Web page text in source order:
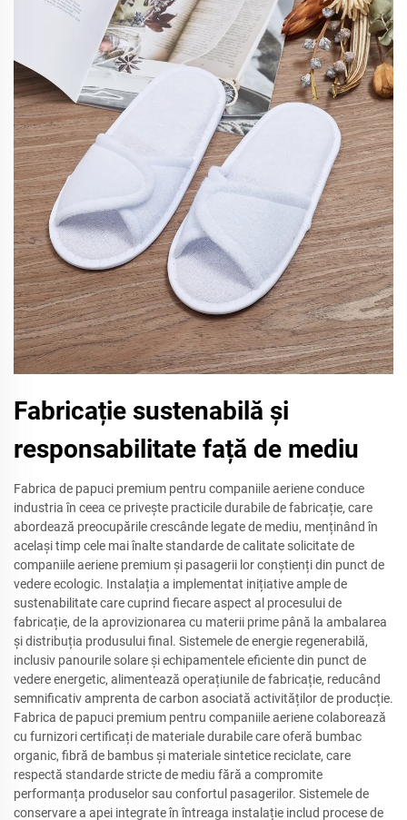
Fabricație sustenabilă și
responsabilitate față de mediu
Fabrica de papuci premium pentru companiile aeriene conduce
industria în ceea ce privește practicile durabile de fabricație, care
abordează preocupările crescânde legate de mediu, menținând în
același timp cele mai înalte standarde de calitate solicitate de
companiile aeriene premium și pasagerii lor conștienți din punct de
vedere ecologic. Instalația a implementat inițiative ample de
sustenabilitate care cuprind fiecare aspect al procesului de
fabricație, de la aprovizionarea cu materii prime până la ambalarea
și distribuția produsului final. Sistemele de energie regenerabilă,
inclusiv panourile solare și echipamentele eficiente din punct de
vedere energetic, alimentează operațiunile de fabricație, reducând
semnificativ amprenta de carbon asociată activităților de producție.
Fabrica de papuci premium pentru companiile aeriene colaborează
cu furnizori certificați de materiale durabile care oferă bumbac
organic, fibră de bambus și materiale sintetice reciclate, care
respectă standarde stricte de mediu fără a compromite
performanța produselor sau confortul pasagerilor. Sistemele de
conservare a apei integrate în întreaga instalație includ procese de